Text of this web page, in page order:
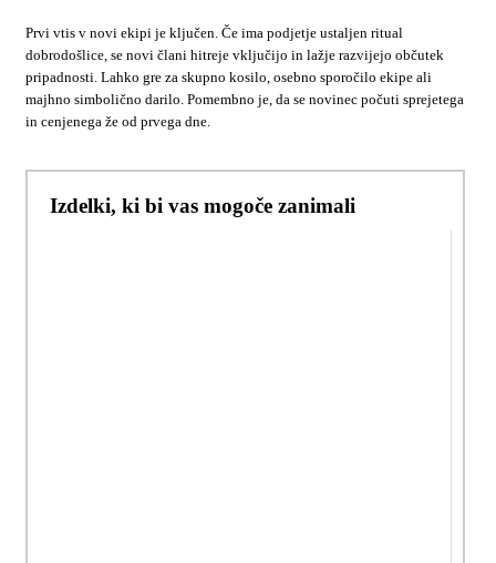
Prvi vtis v novi ekipi je ključen. Če ima podjetje ustaljen ritual
dobrodošlice, se novi člani hitreje vključijo in lažje razvijejo občutek
pripadnosti. Lahko gre za skupno kosilo, osebno sporočilo ekipe ali
majhno simbolično darilo. Pomembno je, da se novinec počuti sprejetega
in cenjenega že od prvega dne.
Izdelki, ki bi vas mogoče zanimali